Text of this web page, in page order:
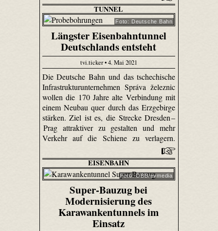
TUNNEL
Foto: Deutsche Bahn
Längster Eisenbahntunnel
Deutschlands entsteht
tvi.ticker • 4. Mai 2021
Die Deutsche Bahn und das tschechische
Infrastrukturunternehmen Správa železnic
wollen die 170 Jahre alte Verbindung mit
einem Neubau quer durch das Erzgebirge
stärken. Ziel ist es, die Strecke Dresden –
Prag attraktiver zu gestalten und mehr
Verkehr auf die Schiene zu verlagern.
EISENBAHN
Foto: ÖBB/evmedia
Super-Bauzug bei
Modernisierung des
Karawankentunnels im
Einsatz